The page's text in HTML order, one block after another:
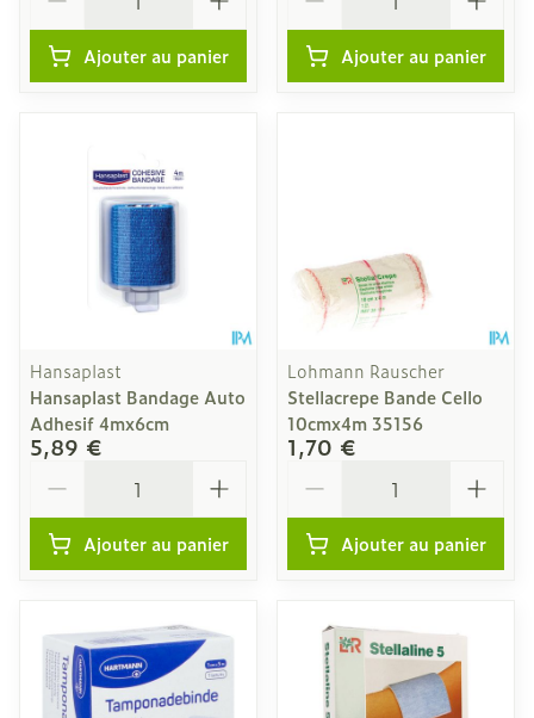
Ajouter au panier Ajouter au panier
Hansaplast
Hansaplast Bandage Auto
Adhesif 4mx6cm
5,89 €
Ajouter au panier
Lohmann Rauscher
Stellacrepe Bande Cello
10cmx4m 35156
1,70 €
Ajouter au panier